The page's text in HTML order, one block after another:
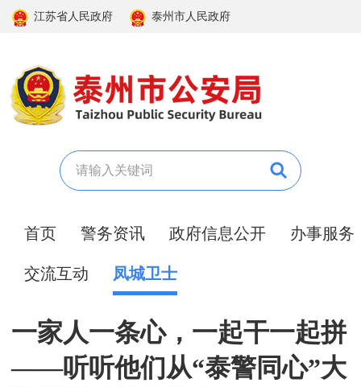
江苏省人民政府 泰州市人民政府
首页 警务资讯 政府信息公开 办事服务
交流互动 凤城卫士
一家人一条心，一起干一起拼
——听听他们从“泰警同心”大